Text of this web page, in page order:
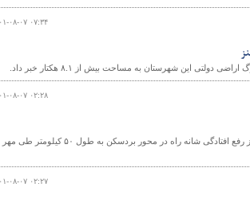
۱۴۰۱-۰۸-۰۷
این شهرستان به مساحت بیش از ۸.۱ هکتار خبر داد.
۱۴۰۱-۰۸-۰۷
رئیس اداره راهداری و حمل و نقل جاده‌ای شهرستان سبزوار از رفع افتادگی شانه راه در محور بردسکن به طول ۵۰ کیلومتر طی مهر
۱۴۰۱-۰۸-۰۷